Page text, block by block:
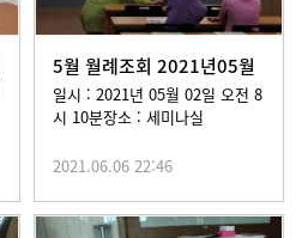
5월 월례조회 2021년05월
02일
일시 : 2021년 05월 02일 오전 8
시 10분장소 : 세미나실
2021.06.06 22:46